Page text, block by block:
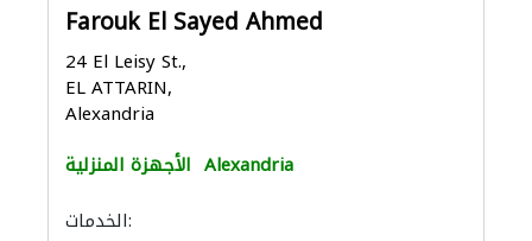
Farouk El Sayed Ahmed
24 El Leisy St.,
EL ATTARIN,
Alexandria
الأجهزة المنزلية Alexandria
الخدمات: